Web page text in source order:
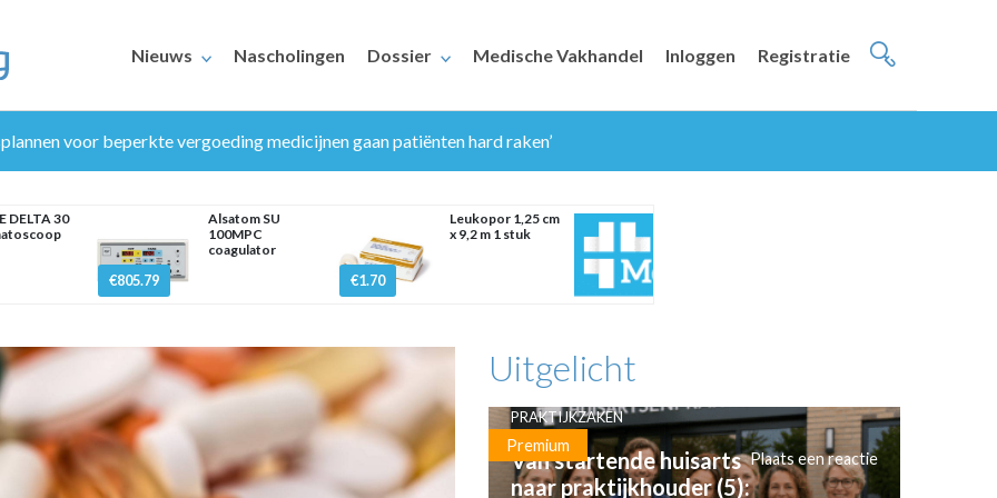
Nieuws Nascholingen Dossier Medische Vakhandel Inloggen Registratie
voor beperkte vergoeding medicijnen gaan patiënten hard raken’
DELTA 30
€805.79
Alsatom SU
100MPC
coagulator
€1.70
Leukopor 1,25 cm
x 9,2 m 1 stuk
Uitgelicht
Premium
PRAKTIJKZAKEN
Van startende huisarts
naar praktijkhouder (5):
Plaats een reactie